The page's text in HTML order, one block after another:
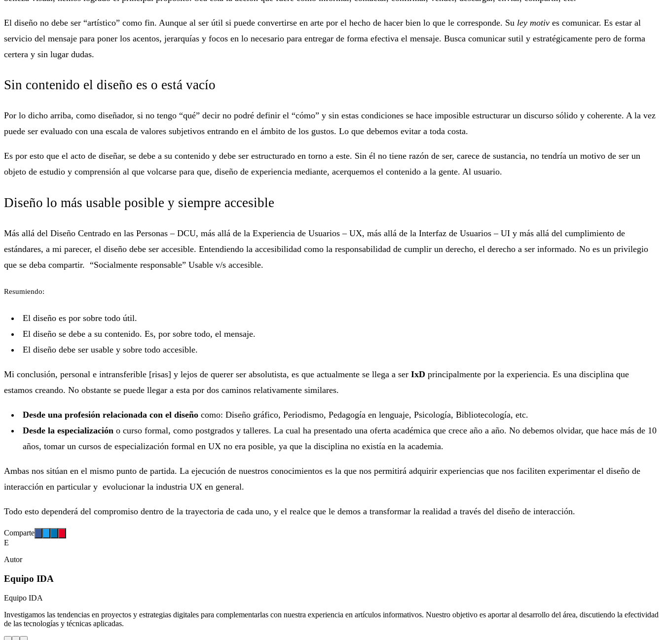
El diseño no debe ser “artístico” como fin. Aunque al ser útil si puede convertirse en arte por el hecho de hacer bien lo que le corresponde. Su ley motiv es comunicar. Es estar al
servicio del mensaje para poner los acentos, jerarquías y focos en lo necesario para entregar de forma efectiva el mensaje. Busca comunicar sutil y estratégicamente pero de forma
certera y sin lugar dudas.
Sin contenido el diseño es o está vacío
Por lo dicho arriba, como diseñador, si no tengo “qué” decir no podré definir el “cómo” y sin estas condiciones se hace imposible estructurar un discurso sólido y coherente. A la vez
puede ser evaluado con una escala de valores subjetivos entrando en el ámbito de los gustos. Lo que debemos evitar a toda costa.
Es por esto que el acto de diseñar, se debe a su contenido y debe ser estructurado en torno a este. Sin él no tiene razón de ser, carece de sustancia, no tendría un motivo de ser un
objeto de estudio y comprensión al que volcarse para que, diseño de experiencia mediante, acerquemos el contenido a la gente. Al usuario.
Diseño lo más usable posible y siempre accesible
Más allá del Diseño Centrado en las Personas – DCU, más allá de la Experiencia de Usuarios – UX, más allá de la Interfaz de Usuarios – UI y más allá del cumplimiento de
estándares, a mi parecer, el diseño debe ser accesible. Entendiendo la accesibilidad como la responsabilidad de cumplir un derecho, el derecho a ser informado. No es un privilegio
que se deba compartir. “Socialmente responsable” Usable v/s accesible.
Resumiendo:
El diseño es por sobre todo útil.
El diseño se debe a su contenido. Es, por sobre todo, el mensaje.
El diseño debe ser usable y sobre todo accesible.
Mi conclusión, personal e intransferible [risas] y lejos de querer ser absolutista, es que actualmente se llega a ser IxD principalmente por la experiencia. Es una disciplina que
estamos creando. No obstante se puede llegar a esta por dos caminos relativamente similares.
Desde una profesión relacionada con el diseño como: Diseño gráfico, Periodismo, Pedagogía en lenguaje, Psicología, Bibliotecología, etc.
Desde la especialización o curso formal, como postgrados y talleres. La cual ha presentado una oferta académica que crece año a año. No debemos olvidar, que hace más de 10
años, tomar un cursos de especialización formal en UX no era posible, ya que la disciplina no existía en la academia.
Ambas nos sitúan en el mismo punto de partida. La ejecución de nuestros conocimientos es la que nos permitirá adquirir experiencias que nos faciliten experimentar el diseño de
interacción en particular y evolucionar la industria UX en general.
Todo esto dependerá del compromiso dentro de la trayectoria de cada uno, y el realce que le demos a transformar la realidad a través del diseño de interacción.
Comparte
E
Autor
Equipo IDA
Equipo IDA
Investigamos las tendencias en proyectos y estrategias digitales para complementarlas con nuestra experiencia en artículos informativos. Nuestro objetivo es aportar al desarrollo del área, discutiendo la efectividad
de las tecnologías y técnicas aplicadas.